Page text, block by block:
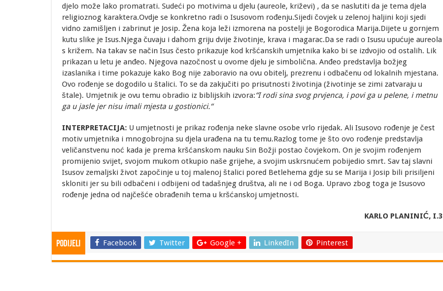
djelo može lako promatrati. Sudeći po motivima u djelu (aureole, križevi) , da se naslutiti da je tema djela
religioznog karaktera.Ovdje se konkretno radi o Isusovom rođenju.Sijedi čovjek u zelenoj haljini koji sjedi
vidno zamišljen i zabrinut je Josip. Žena koja leži izmorena na postelji je Bogorodica Marija.Dijete u gornjem
kutu slike je Isus.Njega čuvaju i dahom griju dvije životinje, krava i magarac.Da se radi o Isusu upućuje aureola
s križem. Na takav se način Isus često prikazuje kod kršćanskih umjetnika kako bi se izdvojio od ostalih. Lik
prikazan u letu je anđeo. Njegova nazočnost u ovome djelu je simbolična. Anđeo predstavlja božjeg
izaslanika i time pokazuje kako Bog nije zaboravio na ovu obitelj, prezrenu i odbačenu od lokalnih mjestana.
Ovo rođenje se dogodilo u štalici. To se da zakjučiti po prisutnosti životinja (životinje se zimi zatvaraju u
štale). Umjetnik je ovu temu obradio iz biblijskih izvora:“I rodi sina svog prvjenca, i povi ga u pelene, i metnu
ga u jasle jer nisu imali mjesta u gostionici.“
INTERPRETACIJA: U umjetnosti je prikaz rođenja neke slavne osobe vrlo rijedak. Ali Isusovo rođenje je čest
motiv umjetnika i mnogobrojna su djela urađena na tu temu.Razlog tome je što ovo rođenje predstavlja
veličanstvenu noć kada je prema kršćanskom nauku Sin Božji postao čovjekom. On je svojim rođenjem
promijenio svijet, svojom mukom otkupio naše grijehe, a svojim uskrsnućem pobijedio smrt. Sav taj slavni
Isusov zemaljski život započinje u toj malenoj štalici pored Betlehema gdje su se Marija i Josip bili prisiljeni
skloniti jer su bili odbačeni i odbijeni od tadašnjeg društva, ali ne i od Boga. Upravo zbog toga je Isusovo
rođenje jedna od najčešće obrađenih tema u kršćanskoj umjetnosti.
KARLO PLANINIĆ, I.3
Podijeli Facebook Twitter Google + LinkedIn Pinterest